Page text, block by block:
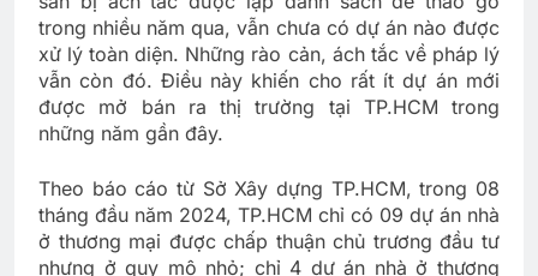
trong nhiều năm qua, vẫn chưa có dự án nào được
xử lý toàn diện. Những rào cản, ách tắc về pháp lý
vẫn còn đó. Điều này khiến cho rất ít dự án mới
được mở bán ra thị trường tại TP.HCM trong
những năm gần đây.
Theo báo cáo từ Sở Xây dựng TP.HCM, trong 08
tháng đầu năm 2024, TP.HCM chỉ có 09 dự án nhà
ở thương mại được chấp thuận chủ trương đầu tư
nhưng ở quy mô nhỏ; chỉ 4 dự án nhà ở thương